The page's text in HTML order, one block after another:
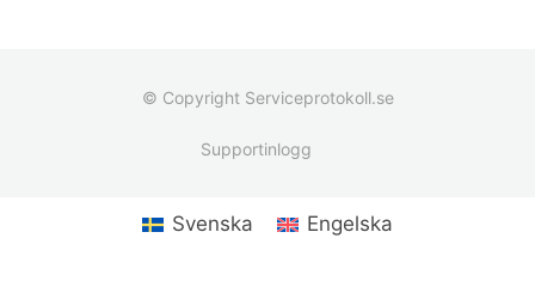
© Copyright Serviceprotokoll.se
Supportinlogg
Svenska Engelska